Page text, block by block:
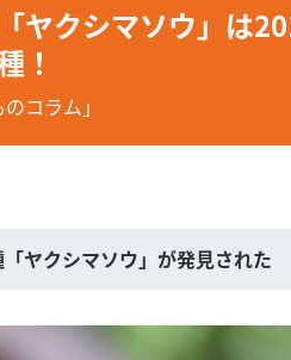
ヤクシマソウ」は
！
コラム」
ヤクシマソウ」が発見された